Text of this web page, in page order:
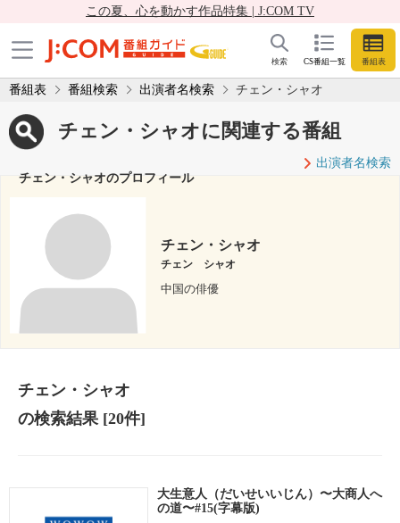
この夏、心を動かす作品特集 | J:COM TV
CS番組一覧 番組表
検索
番組表 番組検索 出演者名検索 チェン・シャオ
チェン・シャオに関連する番組
出演者名検索
チェン・シャオのプロフィール
チェン・シャオ
チェン シャオ
中国の俳優
チェン・シャオ
の検索結果[20件]
大生意人（だいせいいじん）〜大商人へ
の道〜#15(字幕版)